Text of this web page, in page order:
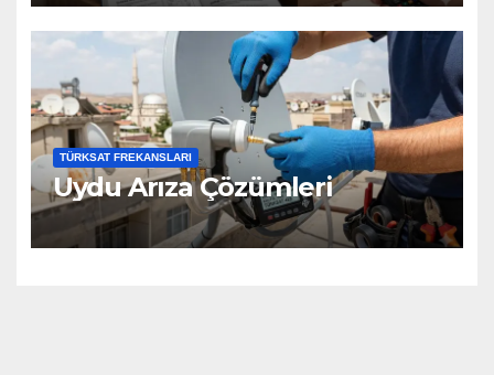
TÜRKSAT FREKANSLARI
Uydu Arıza Çözümleri